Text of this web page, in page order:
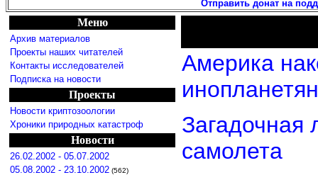
Отправить донат на
Меню
Архив материалов
Проекты наших читателей
Контакты исследователей
Подписка на новости
Проекты
Новости криптозоологии
Хроники природных катастроф
Новости
26.02.2002 - 05.07.2002
05.08.2002 - 23.10.2002 (562)
Америка
инопланетян
Загадочная
самолета